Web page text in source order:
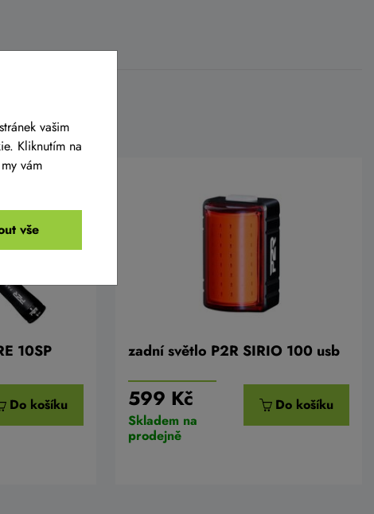
10SP
Do košíku
zadní světlo P2R SIRIO 100 usb
599 Kč
Skladem na
prodejně
Do košíku
vašim
Kliknutím na
vám
vše